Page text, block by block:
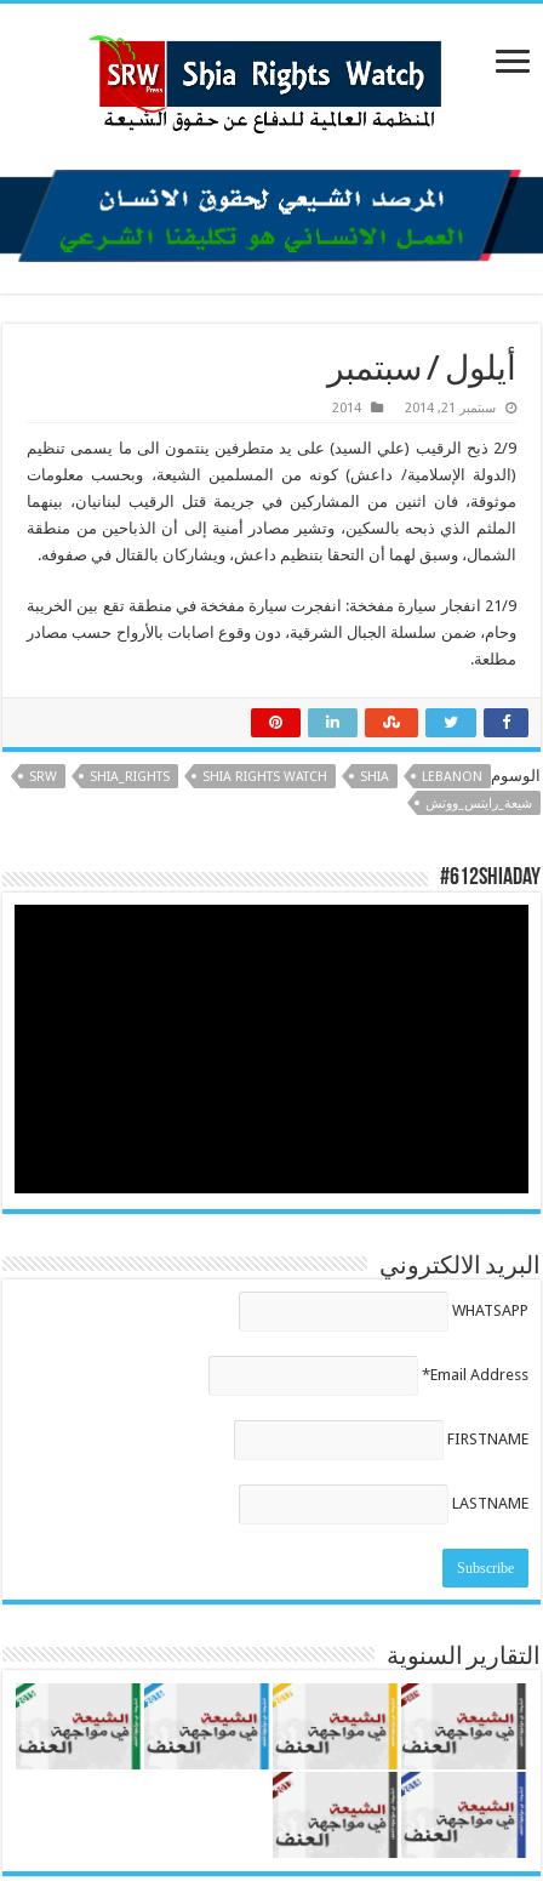
أيلول / سبتمبر
سبتمبر 21, 2014 2014
2/9 ذبح الرقيب (علي السيد) على يد متطرفين ينتمون الى ما يسمى تنظيم
(الدولة الإسلامية/ داعش) كونه من المسلمين الشيعة، وبحسب معلومات
موثوقة، فان اثنين من المشاركين في جريمة قتل الرقيب لبنانيان، بينهما
الملثم الذي ذبحه بالسكين، وتشير مصادر أمنية إلى أن الذباحين من منطقة
الشمال، وسبق لهما أن التحقا بتنظيم داعش، ويشاركان بالقتال في صفوفه.
21/9 انفجار سيارة مفخخة: انفجرت سيارة مفخخة في منطقة تقع بين الخريبة
وحام، ضمن سلسلة الجبال الشرقية، دون وقوع اصابات بالأرواح حسب مصادر
مطلعة.
الوسوم LEBANON
SHIA
SHIA RIGHTS WATCH
SHIA_RIGHTS
SRW
شيعة_رايتس_ووتش
#612ShiaDay
البريد الالكتروني
WHATSAPP
Email Address*
FIRSTNAME
LASTNAME
التقارير السنوية